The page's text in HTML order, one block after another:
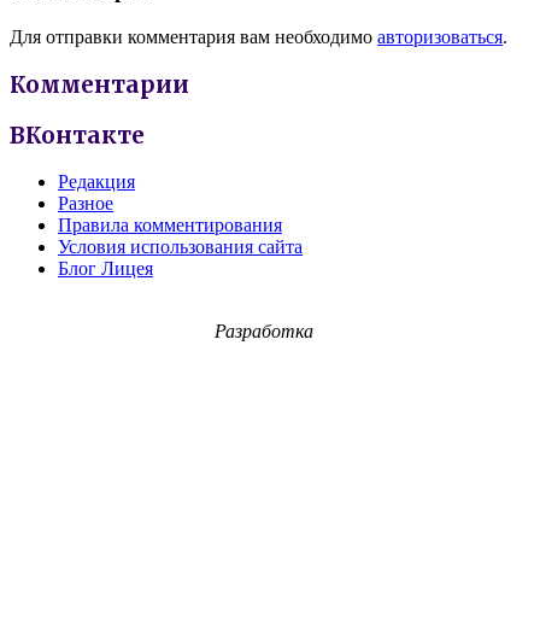
Для отправки комментария вам необходимо авторизоваться.
Комментарии
ВКонтакте
Редакция
Разное
Правила комментирования
Условия использования сайта
Блог Лицея
Разработка